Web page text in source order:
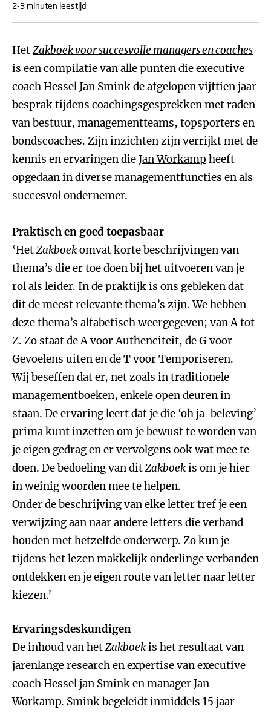
2-3 minuten leestijd
HetZakboek voor succesvolle managers en coaches
is een compilatie van alle punten die executive
coachHessel Jan Sminkde afgelopen vijftien jaar
besprak tijdens coachingsgesprekken met raden
van bestuur, managementteams, topsporters en
bondscoaches. Zijn inzichten zijn verrijkt met de
kennis en ervaringen dieJan Workamp heeft
opgedaan in diverse managementfuncties en als
succesvol ondernemer.
Praktisch en goed toepasbaar
‘HetZakboekomvat korte beschrijvingen van
thema’s die er toe doen bij het uitvoeren van je
rol als leider. In de praktijk is ons gebleken dat
dit de meest relevante thema’s zijn. We hebben
deze thema’s alfabetisch weergegeven; van A tot
Z. Zo staat de A voor Authenciteit, de G voor
Gevoelens uiten en de T voor Temporiseren.
Wij beseffen dat er, net zoals in traditionele
managementboeken, enkele open deuren in
staan. De ervaring leert dat je die ‘oh ja-beleving’
prima kunt inzetten om je bewust te worden van
je eigen gedrag en er vervolgens ook wat mee te
doen. De bedoeling van ditZakboekis om je hier
in weinig woorden mee te helpen.
Onder de beschrijving van elke letter tref je een
verwijzing aan naar andere letters die verband
houden met hetzelfde onderwerp. Zo kun je
tijdens het lezen makkelijk onderlinge verbanden
ontdekken en je eigen route van letter naar letter
kiezen.’
Ervaringsdeskundigen
De inhoud van hetZakboekis het resultaat van
jarenlange research en expertise van executive
coach Hessel jan Smink en manager Jan
Workamp. Smink begeleidt inmiddels 15 jaar